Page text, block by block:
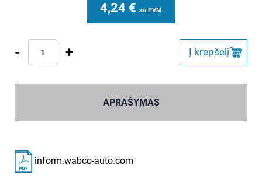
4,24 € su PVM
- + Į krepšelį
APRAŠYMAS
inform.wabco-auto.com